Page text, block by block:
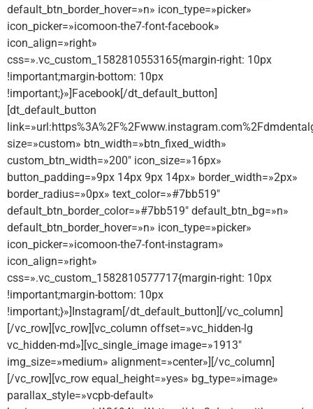
default_btn_border_hover=»n» icon_type=»picker»
icon_picker=»icomoon-the7-font-facebook»
icon_align=»right»
css=».vc_custom_1582810553165{margin-right: 10px
!important;margin-bottom: 10px
!important;}»]Facebook[/dt_default_button]
[dt_default_button
size=»custom» btn_width=»btn_fixed_width»
custom_btn_width=»200″ icon_size=»16px»
button_padding=»9px 14px 9px 14px» border_width=»2px»
border_radius=»0px» text_color=»#7bb519″
default_btn_border_color=»#7bb519″ default_btn_bg=»n»
default_btn_border_hover=»n» icon_type=»picker»
icon_picker=»icomoon-the7-font-instagram»
icon_align=»right»
css=».vc_custom_1582810577717{margin-right: 10px
!important;margin-bottom: 10px
!important;}»]Instagram[/dt_default_button][/vc_column]
[/vc_row][vc_row][vc_column offset=»vc_hidden-lg
vc_hidden-md»][vc_single_image image=»1913″
img_size=»medium» alignment=»center»][/vc_column]
[/vc_row][vc_row equal_height=»yes» bg_type=»image»
parallax_style=»vcpb-default»